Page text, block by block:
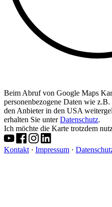
Beim Abruf von Google Maps
personenbezogene Daten wie
den Anbieter in den USA
erhalten Sie unterDatenschutz.
Ich möchte die Karte trotzdem
Kontakt · Impressum ·